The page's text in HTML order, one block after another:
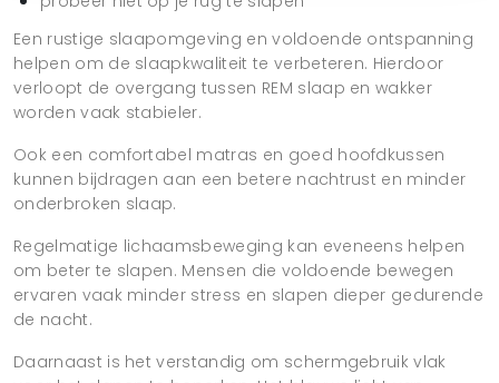
Een rustige slaapomgeving en voldoende ontspanning
helpen om de slaapkwaliteit te verbeteren. Hierdoor
verloopt de overgang tussen REM slaap en wakker
worden vaak stabieler.
Ook een comfortabel matras en goed hoofdkussen
kunnen bijdragen aan een betere nachtrust en minder
onderbroken slaap.
Regelmatige lichaamsbeweging kan eveneens helpen
om beter te slapen. Mensen die voldoende bewegen
ervaren vaak minder stress en slapen dieper gedurende
de nacht.
Daarnaast is het verstandig om schermgebruik vlak